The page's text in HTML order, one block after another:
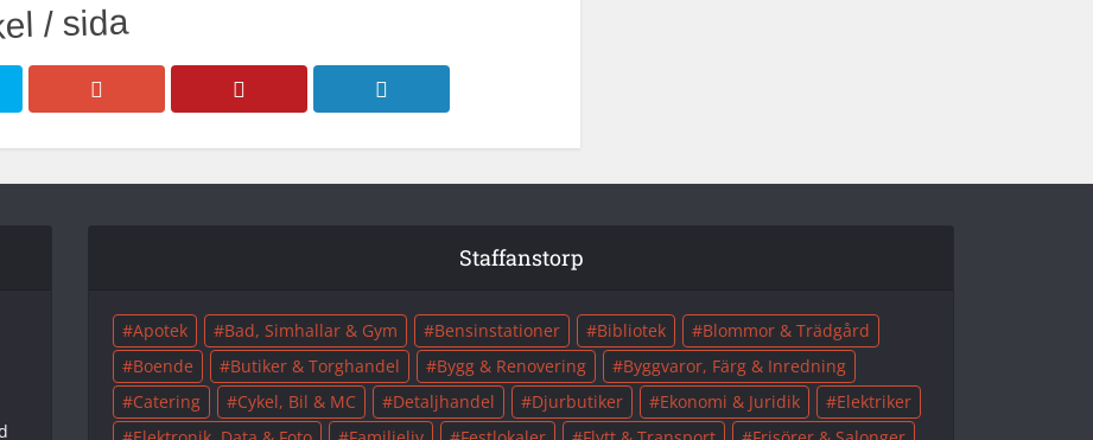
/ sida
Staffanstorp
Apotek Bad, Simhallar & Gym Bensinstationer Bibliotek
Blommor & Trädgård
Boende
Butiker & Torghandel Bygg & Renovering
Byggvaror, Färg & Inredning
Catering
Cykel, Bil & MC Detaljhandel Djurbutiker Ekonomi & Juridik
Elektriker